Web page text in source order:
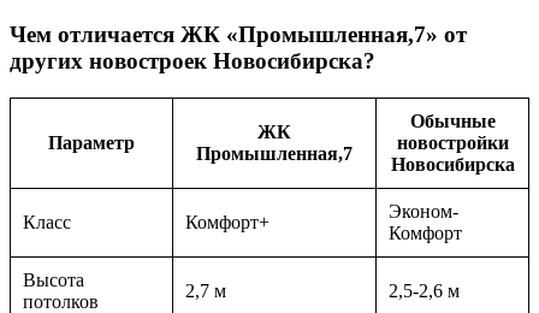
Чем отличается ЖК «Промышленная,7» от
других новостроек Новосибирска?
Параметр
ЖК
Промышленная,7
Обычные
новостройки
Новосибирска
Класс Комфорт+
Эконом-
Комфорт
Высота
потолков
2,7 м 2,5-2,6 м